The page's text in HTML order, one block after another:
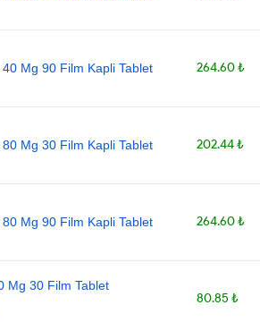
Mg 90 Film Kapli Tablet 264.60 ₺
Mg 30 Film Kapli Tablet 202.44 ₺
Mg 90 Film Kapli Tablet 264.60 ₺
Mg 30 Film Tablet
80.85 ₺